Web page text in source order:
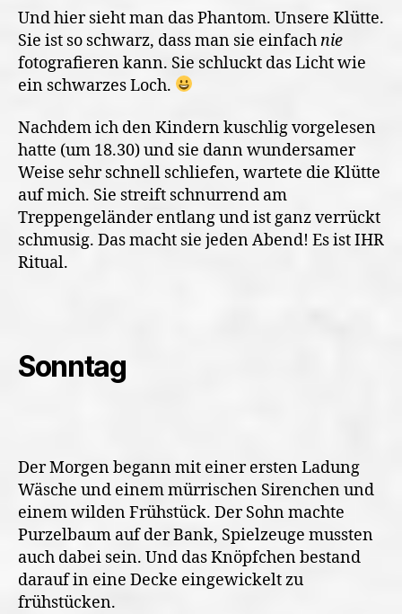
Und hier sieht man das Phantom. Unsere Klütte.
Sie ist so schwarz, dass man sie einfachnie
fotografieren kann. Sie schluckt das Licht wie
ein schwarzes Loch.
Nachdem ich den Kindern kuschlig vorgelesen
hatte (um 18.30) und sie dann wundersamer
Weise sehr schnell schliefen, wartete die Klütte
auf mich. Sie streift schnurrend am
Treppengeländer entlang und ist ganz verrückt
schmusig. Das macht sie jeden Abend! Es ist IHR
Ritual.
Sonntag
Der Morgen begann mit einer ersten Ladung
Wäsche und einem mürrischen Sirenchen und
einem wilden Frühstück. Der Sohn machte
Purzelbaum auf der Bank, Spielzeuge mussten
auch dabei sein. Und das Knöpfchen bestand
darauf in eine Decke eingewickelt zu
frühstücken.